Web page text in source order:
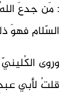
: مَن جدعَ
السّلام فهوَ
وروى
قلتُ لأبي